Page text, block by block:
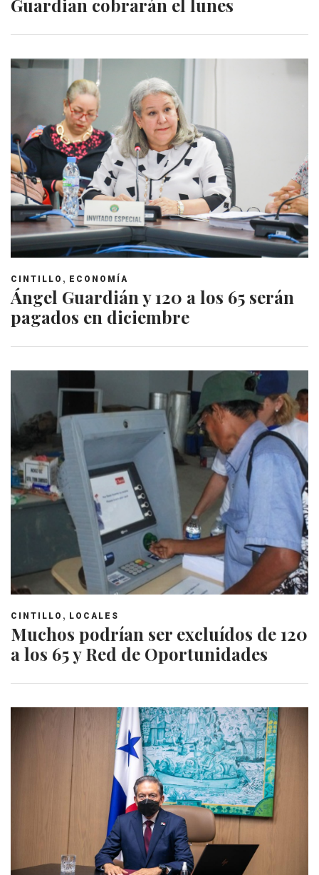
Guardian cobrarán el lunes
CINTILLO , ECONOMÍA
Ángel Guardián y 120 a los 65 serán
pagados en diciembre
CINTILLO , LOCALES
Muchos podrían ser excluídos de 120
a los 65 y Red de Oportunidades